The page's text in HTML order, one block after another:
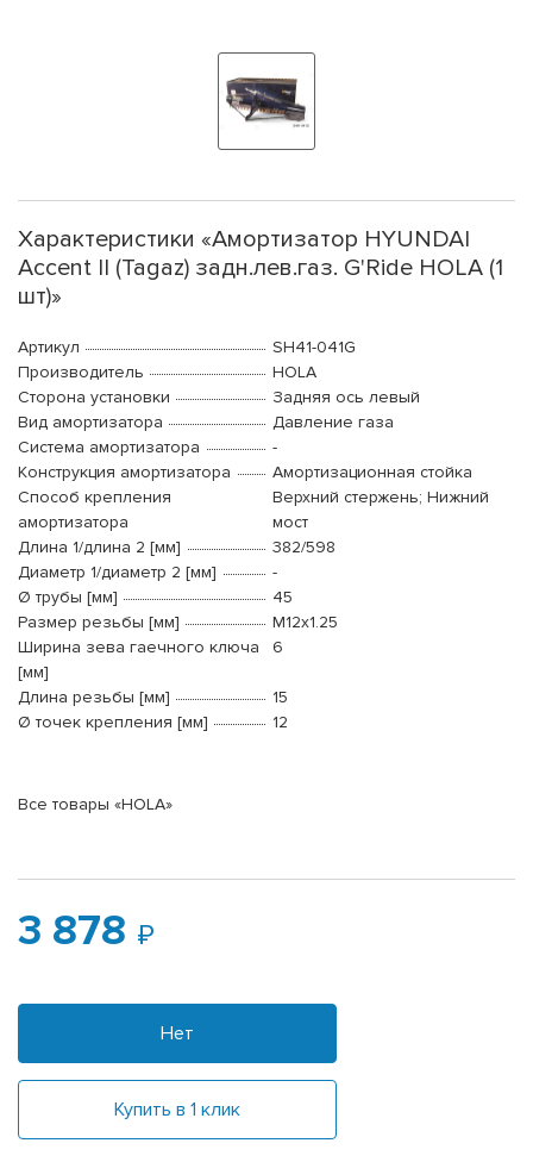
Характеристики «Амортизатор HYUNDAI
Accent II (Tagaz) задн.лев.газ. G'Ride HOLA (1
шт)»
Артикул
SH41-041G
Производитель
HOLA
Сторона установки
Задняя ось левый
Вид амортизатора
Давление газа
Система амортизатора
-
Конструкция амортизатора
Амортизационная стойка
Способ крепления
амортизатора
Верхний стержень; Нижний
мост
Длина 1/длина 2 [мм]
382/598
Диаметр 1/диаметр 2 [мм]
-
Ø трубы [мм]
45
Размер резьбы [мм]
M12x1.25
Ширина зева гаечного ключа
[мм]
6
Длина резьбы [мм]
15
Ø точек крепления [мм]
12
Все товары «HOLA»
3 878
Нет
Купить в 1 клик